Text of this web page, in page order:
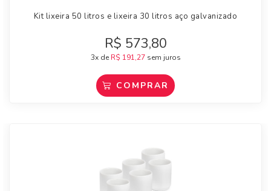
Kit lixeira 50 litros e lixeira 30 litros aço galvanizado
R$ 573,80
3x de R$ 191,27sem juros
COMPRAR